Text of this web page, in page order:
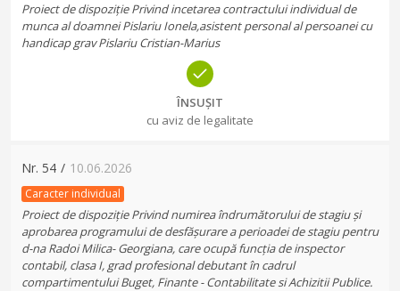
Proiect de dispoziție Privind incetarea contractului individual de
munca al doamnei Pislariu Ionela,asistent personal al persoanei cu
handicap grav Pislariu Cristian-Marius
ÎNSUȘIT
cu aviz de legalitate
Nr. 54 / 10.06.2026
Caracter individual
Proiect de dispoziție Privind numirea îndrumătorului de stagiu și
aprobarea programului de desfășurare a perioadei de stagiu pentru
d-na Radoi Milica- Georgiana, care ocupă funcția de inspector
contabil, clasa I, grad profesional debutant în cadrul
compartimentului Buget, Finante - Contabilitate si Achizitii Publice.